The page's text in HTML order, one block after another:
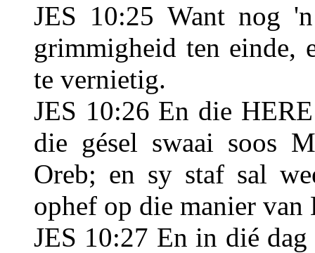
JES 10:25 Want nog
grimmigheid ten einde,
te vernietig.
JES 10:26 En die
die gésel swaai soos
Oreb; en sy staf sal
ophef op die manier van
JES 10:27 En in dié